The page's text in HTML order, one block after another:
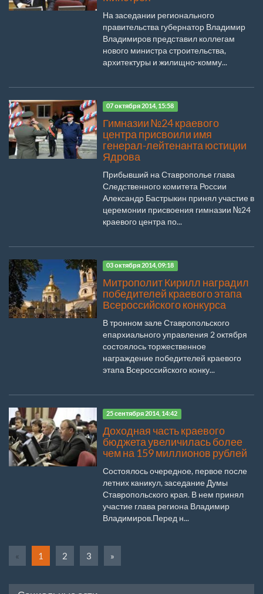
На заседании регионального
правительства губернатор Владимир
Владимиров представил коллегам
нового министра строительства,
архитектуры и жилищно-комму...
07 октября 2014, 15:58
Гимназии №24 краевого
центра присвоили имя
генерал-лейтенанта юстиции
Ядрова
Прибывший на Ставрополье глава
Следственного комитета России
Александр Бастрыкин принял участие в
церемонии присвоения гимназии №24
краевого центра по...
03 октября 2014, 09:18
Митрополит Кирилл наградил
победителей краевого этапа
Всероссийского конкурса
В тронном зале Ставропольского
епархиального управления 2 октября
состоялось торжественное
награждение победителей краевого
этапа Всероссийского конку...
25 сентября 2014, 14:42
Доходная часть краевого
бюджета увеличилась более
чем на 159 миллионов рублей
Состоялось очередное, первое после
летних каникул, заседание Думы
Ставропольского края. В нем принял
участие глава региона Владимир
Владимиров.Перед н...
« 1 2 3 »